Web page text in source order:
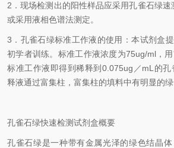
2．现场检测出的阳性样品应采用孔雀石绿速
或采用液相色谱法测定。
3．孔雀石绿标准工作液的使用：本试剂盒
初学者训练。标准工作液浓度为75ug/ml，用
标准工作液即得到稀释到0.075ug／mL的孔
释液通过富集柱，富集柱的填料中有明显的绿
孔雀石绿快速检测试剂盒概要
孔雀石绿是一种带有金属光泽的绿色结晶